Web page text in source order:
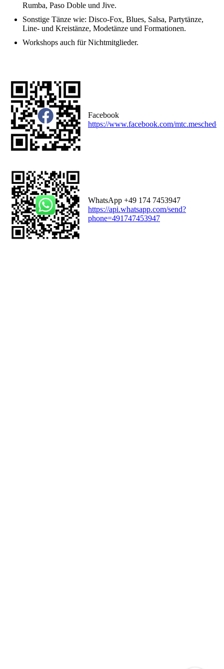
Rumba, Paso Doble und Jive.
Sonstige Tänze wie: Disco-Fox, Blues, Salsa, Partytänze,
Line- und Kreistänze, Modetänze und Formationen.
Workshops auch für Nichtmitglieder.
Facebook
https://www.facebook.com/mtc.meschede
WhatsApp +49 174 7453947
https://api.whatsapp.com/send?
phone=491747453947